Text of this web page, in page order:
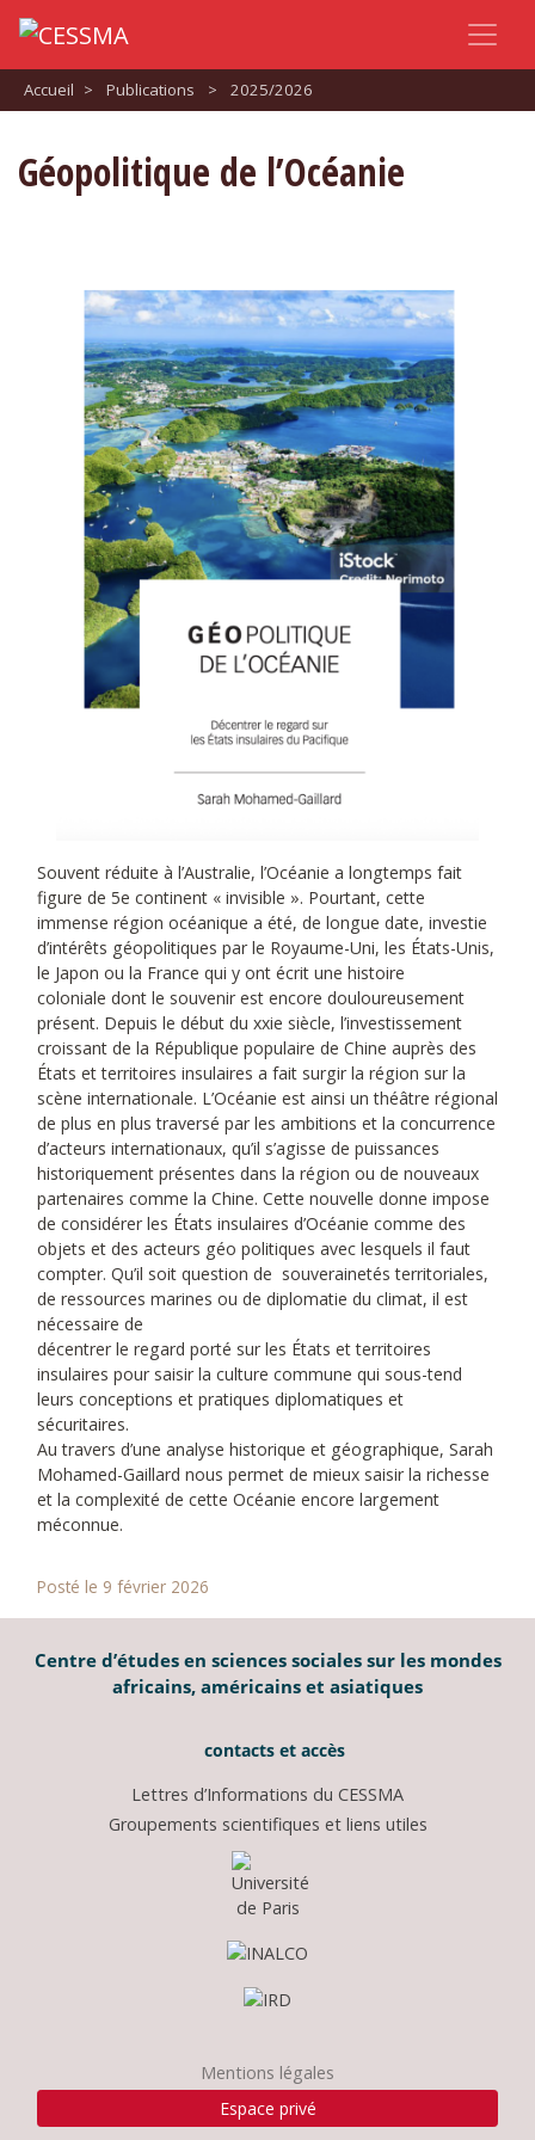
Accueil > Publications > 2025/2026
Géopolitique de l’Océanie
Souvent réduite à l’Australie, l’Océanie a longtemps fait
figure de 5e continent « invisible ». Pourtant, cette
immense région océanique a été, de longue date, investie
d’intérêts géopolitiques par le Royaume-Uni, les États-Unis,
le Japon ou la France qui y ont écrit une histoire
coloniale dont le souvenir est encore douloureusement
présent. Depuis le début du xxie siècle, l’investissement
croissant de la République populaire de Chine auprès des
États et territoires insulaires a fait surgir la région sur la
scène internationale. L’Océanie est ainsi un théâtre régional
de plus en plus traversé par les ambitions et la concurrence
d’acteurs internationaux, qu’il s’agisse de puissances
historiquement présentes dans la région ou de nouveaux
partenaires comme la Chine. Cette nouvelle donne impose
de considérer les États insulaires d’Océanie comme des
objets et des acteurs géo­ politiques avec lesquels il faut
compter. Qu’il soit question de ­ souverainetés territoriales,
de ressources marines ou de diplomatie du climat, il est
nécessaire de
décentrer le regard porté sur les États et territoires
insulaires pour saisir la culture commune qui sous-tend
leurs conceptions et pratiques diplomatiques et
sécuritaires.
Au travers d’une analyse historique et géographique, Sarah
Mohamed-Gaillard nous permet de mieux saisir la richesse
et la complexité de cette Océanie encore largement
méconnue.
Posté le 9 février 2026
Centre d’études en sciences sociales sur les mondes
africains, américains et asiatiques
contacts et accès
Lettres d’Informations du CESSMA
Groupements scientifiques et liens utiles
Mentions légales
Espace privé